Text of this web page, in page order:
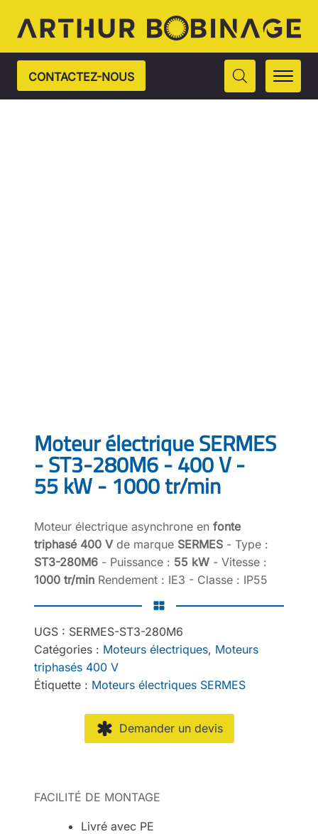
CONTACTEZ-NOUS
Moteur électrique SERMES
- ST3-280M6 - 400 V -
55 kW - 1000 tr/min
Moteur électrique asynchrone en fonte
triphasé 400 V de marque SERMES - Type :
ST3-280M6 - Puissance : 55 kW - Vitesse :
1000 tr/min Rendement : IE3 - Classe : IP55
UGS : SERMES-ST3-280M6
Catégories : Moteurs électriques, Moteurs
triphasés 400 V
Étiquette : Moteurs électriques SERMES
Demander un devis
FACILITÉ DE MONTAGE
Livré avec PE